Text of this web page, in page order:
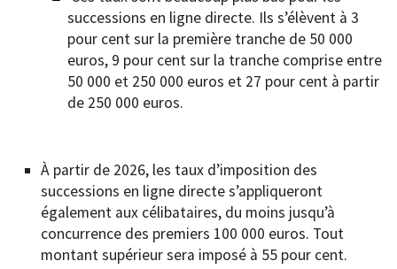
successions en ligne directe. Ils s’élèvent à 3
pour cent sur la première tranche de 50 000
euros, 9 pour cent sur la tranche comprise entre
50 000 et 250 000 euros et 27 pour cent à partir
de 250 000 euros.
À partir de 2026, les taux d’imposition des
successions en ligne directe s’appliqueront
également aux célibataires, du moins jusqu’à
concurrence des premiers 100 000 euros. Tout
montant supérieur sera imposé à 55 pour cent.